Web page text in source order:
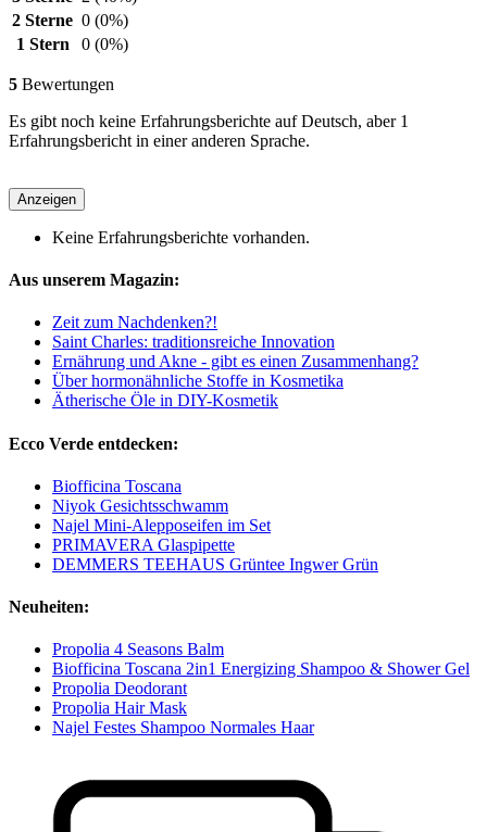
2 Sterne 0 (0%)
1 Stern
0 (0%)
5 Bewertungen
Es gibt noch keine Erfahrungsberichte auf Deutsch, aber 1
Erfahrungsbericht in einer anderen Sprache.
Anzeigen
Keine Erfahrungsberichte vorhanden.
Aus unserem Magazin:
Zeit zum Nachdenken?!
Saint Charles: traditionsreiche Innovation
Ernährung und Akne - gibt es einen Zusammenhang?
Über hormonähnliche Stoffe in Kosmetika
Ätherische Öle in DIY-Kosmetik
Ecco Verde entdecken:
Biofficina Toscana
Niyok Gesichtsschwamm
Najel Mini-Alepposeifen im Set
PRIMAVERA Glaspipette
DEMMERS TEEHAUS Grüntee Ingwer Grün
Neuheiten:
Propolia 4 Seasons Balm
Biofficina Toscana 2in1 Energizing Shampoo & Shower Gel
Propolia Deodorant
Propolia Hair Mask
Najel Festes Shampoo Normales Haar